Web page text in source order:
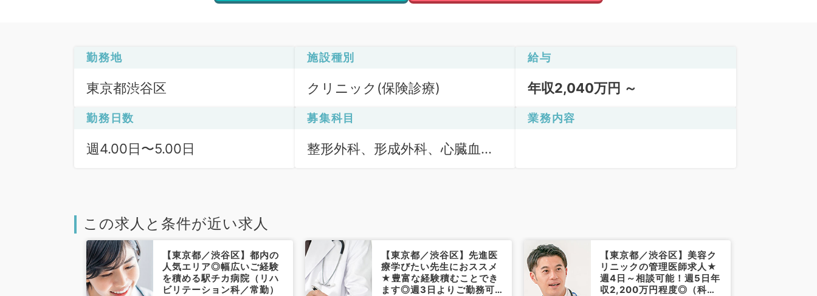
勤務地
東京都渋谷区
施設種別
クリニック(保険診療)
給与
年収2,040万円 ～
勤務日数
週4.00日〜5.00日
募集科目
整形外科、形成外科、心臓血管
業務内容
この求人と条件が近い求人
【東京都／渋谷区】都内の
人気エリア◎幅広いご経験
を積める駅チカ病院（リハ
ビリテーション科／常勤）
【東京都／渋谷区】先進医
療学びたい先生におススメ
★豊富な経験積むことでき
ます◎週3日よりご勤務可♪
【東京都／渋谷区】美容ク
リニックの管理医師求人★
週4日～相談可能！週5日年
収2,200万円程度◎（科目